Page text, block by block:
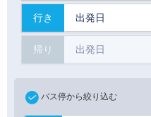
行き
帰り
バス停から絞り込む